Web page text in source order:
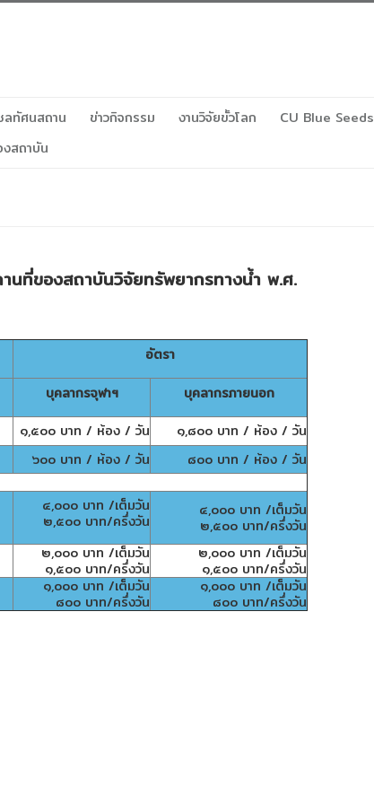
ลทัศนสถาน ข่าวกิจกรรม งานวิจัยขั้วโลก CU Blue Seeds
งสถาบัน
นที่ของสถาบันวิจัยทรัพยากรทางน้ำ พ.ศ.
อัตรา
บุคลากรจุฬาฯ
บุคลากรภายนอก
๑,๕๐๐ บาท / ห้อง / วัน
๑,๘๐๐ บาท / ห้อง / วัน
๖๐๐ บาท / ห้อง / วัน
๘๐๐ บาท / ห้อง / วัน
๔,๐๐๐ บาท /เต็มวัน
๒,๕๐๐ บาท/ครึ่งวัน
๔,๐๐๐ บาท /เต็มวัน
๒,๕๐๐ บาท/ครึ่งวัน
๒,๐๐๐ บาท /เต็มวัน
๑,๕๐๐ บาท/ครึ่งวัน
๒,๐๐๐ บาท /เต็มวัน
๑,๕๐๐ บาท/ครึ่งวัน
๑,๐๐๐ บาท /เต็มวัน
๘๐๐ บาท/ครึ่งวัน
๑,๐๐๐ บาท /เต็มวัน
๘๐๐ บาท/ครึ่งวัน